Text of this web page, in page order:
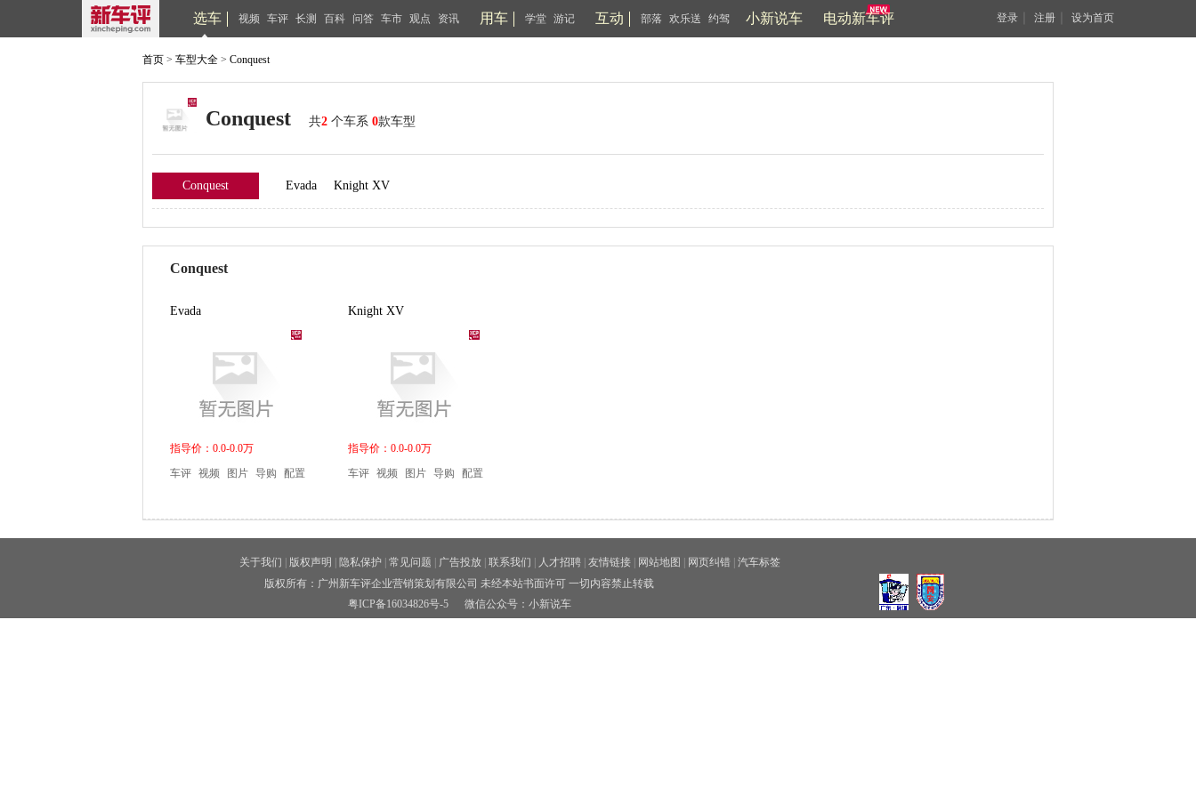
选车 视频 车评 长测 百科 问答 车市 观点 资讯 用车 学堂 游记 互动 部落 欢乐送 约驾 小新说车 电动新车评 登录 注册 设为首页
首页 > 车型大全 > Conquest
Conquest 共2 个车系 0款车型
Conquest Evada Knight XV
Conquest
Evada
指导价：0.0-0.0万
车评 视频 图片 导购 配置
Knight XV
指导价：0.0-0.0万
车评 视频 图片 导购 配置
关于我们 版权声明 隐私保护 常见问题 广告投放 联系我们 人才招聘 友情链接 网站地图 网页纠错
汽车标签
版权所有：广州新车评企业营销策划有限公司 未经本站书面许可 一切内容禁止转载
粤ICP备16034826号-5微信公众号：小新说车